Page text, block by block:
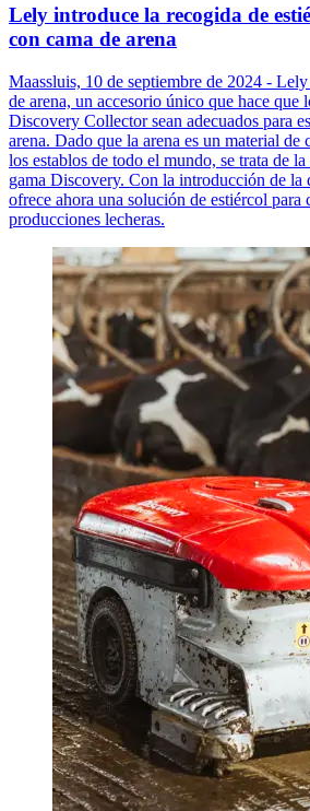
Lely introduce la recogida de
con cama de arena
Maassluis, 10 de septiembre de 2024 -
de arena, un accesorio único que hace que
Discovery Collector sean adecuados para
arena. Dado que la arena es un material de
los establos de todo el mundo, se trata de
gama Discovery. Con la introducción de la
ofrece ahora una solución de estiércol para
producciones lecheras.